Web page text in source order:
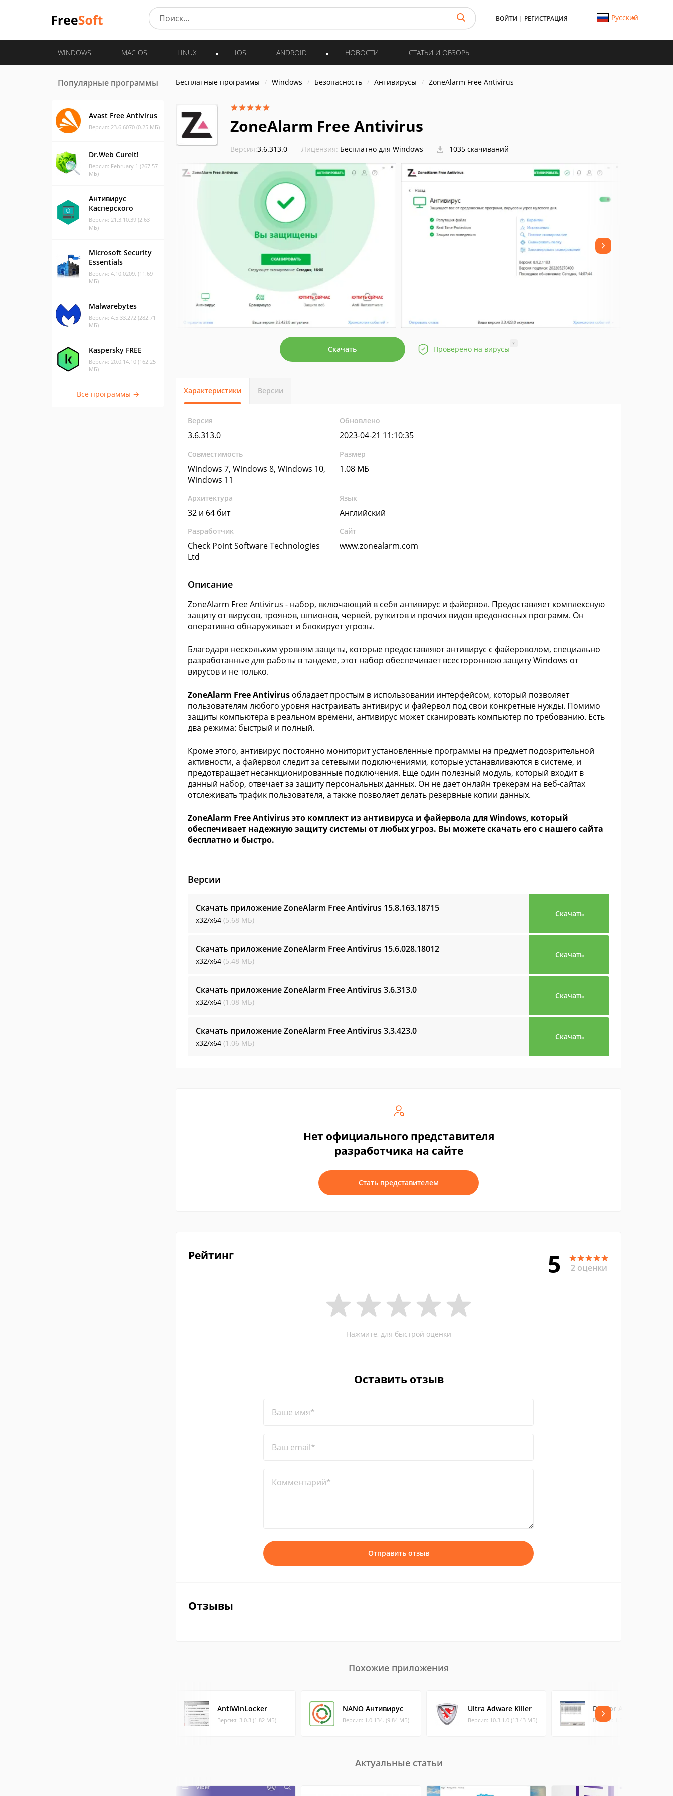
ВОЙТИ | РЕГИСТРАЦИЯ Русский
WINDOWS MAC OS LINUX IOS ANDROID НОВОСТИ СТАТЬИ И ОБЗОРЫ
Популярные программы
Avast Free Antivirus
Версия: 23.6.6070 (0.25 МБ)
Dr.Web CureIt!
Версия: February 1 (267.57
МБ)
Антивирус
Касперского
Версия: 21.3.10.39 (2.63
МБ)
Microsoft Security
Essentials
Версия: 4.10.0209. (11.69
МБ)
Malwarebytes
Версия: 4.5.33.272 (282.71
МБ)
Kaspersky FREE
Версия: 20.0.14.10 (162.25
МБ)
Все программы →
Бесплатные программы Windows Безопасность Антивирусы ZoneAlarm Free Antivirus
ZoneAlarm Free Antivirus
Версия:3.6.313.0 Лицензия: Бесплатно для Windows 1035 скачиваний
Скачать Проверено на вирусы
?
Характеристики Версии
Версия
3.6.313.0
Обновлено
2023-04-21 11:10:35
Совместимость
Windows 7, Windows 8, Windows 10,
Windows 11
Размер
1.08 МБ
Архитектура
32 и 64 бит
Язык
Английский
Разработчик
Check Point Software Technologies
Ltd
Сайт
www.zonealarm.com
Описание
ZoneAlarm Free Antivirus - набор, включающий в себя антивирус и файервол. Предоставляет комплексную
защиту от вирусов, троянов, шпионов, червей, руткитов и прочих видов вредоносных программ. Он
оперативно обнаруживает и блокирует угрозы.
Благодаря нескольким уровням защиты, которые предоставляют антивирус с файероволом, специально
разработанные для работы в тандеме, этот набор обеспечивает всестороннюю защиту Windows от
вирусов и не только.
ZoneAlarm Free Antivirus обладает простым в использовании интерфейсом, который позволяет
пользователям любого уровня настраивать антивирус и файервол под свои конкретные нужды. Помимо
защиты компьютера в реальном времени, антивирус может сканировать компьютер по требованию. Есть
два режима: быстрый и полный.
Кроме этого, антивирус постоянно мониторит установленные программы на предмет подозрительной
активности, а файервол следит за сетевыми подключениями, которые устанавливаются в системе, и
предотвращает несанкционированные подключения. Еще один полезный модуль, который входит в
данный набор, отвечает за защиту персональных данных. Он не дает онлайн трекерам на веб-сайтах
отслеживать трафик пользователя, а также позволяет делать резервные копии данных.
ZoneAlarm Free Antivirus это комплект из антивируса и файервола для Windows, который
обеспечивает надежную защиту системы от любых угроз. Вы можете скачать его с нашего сайта
бесплатно и быстро.
Версии
Скачать приложение ZoneAlarm Free Antivirus 15.8.163.18715
x32/x64 (5.68 МБ)
Скачать
Скачать приложение ZoneAlarm Free Antivirus 15.6.028.18012
x32/x64 (5.48 МБ)
Скачать
Скачать приложение ZoneAlarm Free Antivirus 3.6.313.0
x32/x64 (1.08 МБ)
Скачать
Скачать приложение ZoneAlarm Free Antivirus 3.3.423.0
x32/x64 (1.06 МБ)
Скачать
Нет официального представителя
разработчика на сайте
Стать представителем
Рейтинг 5 2 оценки
Нажмите, для быстрой оценки
Оставить отзыв
Ваше имя*
Ваш email*
Комментарий*
Отправить отзыв
Отзывы
Похожие приложения
AntiWinLocker
Версия: 3.0.3 (1.82 МБ)
NANO Антивирус
Версия: 1.0.134. (9.84 МБ)
Ultra Adware Killer
Версия: 10.3.1.0 (13.43 МБ)
Doctor ASM
Версия: 1.5a (0.21 МБ)
Актуальные статьи